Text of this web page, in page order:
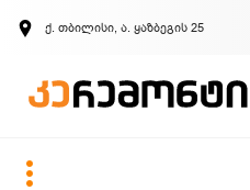
ქ. თბილისი, ა. ყაზბეგის 25
ზარის მოთხოვნა